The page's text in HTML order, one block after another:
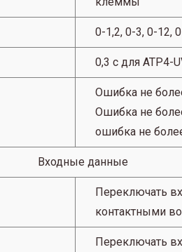
0-1,2, 0-3, 0-12,
0,3 с для ATP4-
Ошибка не
Ошибка не
ошибка не
Входные данные
Переключать
контактными
Переключать